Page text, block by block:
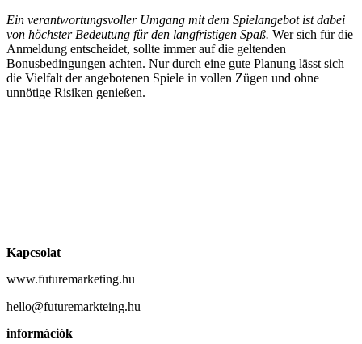
Ein verantwortungsvoller Umgang mit dem Spielangebot ist dabei
von höchster Bedeutung für den langfristigen Spaß. Wer sich für die
Anmeldung entscheidet, sollte immer auf die geltenden
Bonusbedingungen achten. Nur durch eine gute Planung lässt sich
die Vielfalt der angebotenen Spiele in vollen Zügen und ohne
unnötige Risiken genießen.
Kapcsolat
www.futuremarketing.hu
hello@futuremarkteing.hu
információk